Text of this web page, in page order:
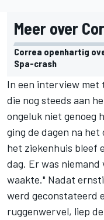
Meer over
Correa openhartig
Spa-crash
In een interview met
die nog steeds aan
ongeluk niet genoeg
ging de dagen na
het ziekenhuis bleef
dag. Er was niemand
waakte." Nadat
werd geconstateerd
ruggenwervel, liep